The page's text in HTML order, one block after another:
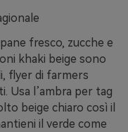
fresco, zucche e
khaki beige sono
flyer di farmers
Usa l’ambra per tag
beige chiaro così il
il verde come